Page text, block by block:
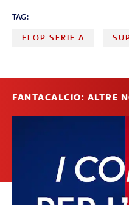
TAG:
FLOP SERIE A
FANTACALCIO: ALTRE